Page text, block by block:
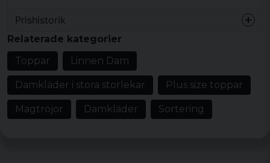
Prishistorik
Relaterade kategorier
Toppar
Linnen Dam
Damkläder i stora storlekar Plus size toppar
Magtröjor Damkläder Sortering